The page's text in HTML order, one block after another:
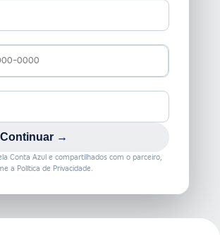
Continuar →
Conta Azul e compartilhados com o parceiro,
a Política de Privacidade.